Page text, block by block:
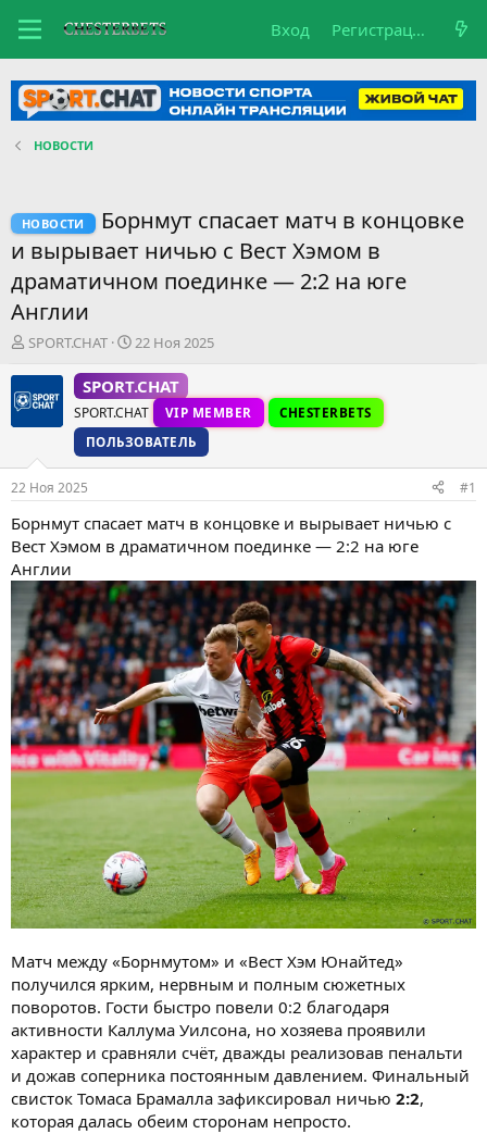
Вход Регистрация
НОВОСТИ
НОВОСТИ
Борнмут спасает матч в концовке
и вырывает ничью с Вест Хэмом в
драматичном поединке — 2:2 на юге
Англии
А
т
о
е
м
ы
SPORT.CHAT
Д
т
а
н
а
ч
л
а
22 Ноя 2025
SPORT.CHAT
SPORT.CHAT VIP MEMBER
CHESTERBETS
ПОЛЬЗОВАТЕЛЬ
22 Ноя 2025 #1
Борнмут спасает матч в концовке и вырывает ничью с
Вест Хэмом в драматичном поединке — 2:2 на юге
Англии
Матч между «Борнмутом» и «Вест Хэм Юнайтед»
получился ярким, нервным и полным сюжетных
поворотов. Гости быстро повели 0:2 благодаря
активности Каллума Уилсона, но хозяева проявили
характер и сравняли счёт, дважды реализовав пенальти
и дожав соперника постоянным давлением. Финальный
свисток Томаса Брамалла зафиксировал ничью 2:2,
которая далась обеим сторонам непросто.